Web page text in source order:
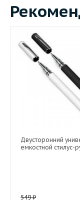
Двусторонний
емкостной стилус-
549₽